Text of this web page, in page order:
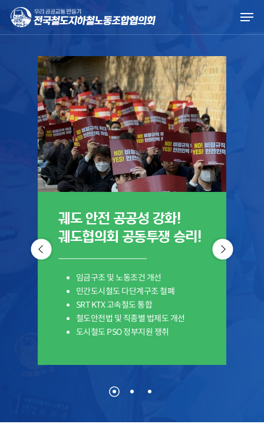
main
궤도 안전 공공성 강화!
궤도협의회 공동투쟁 승리!
임금구조 및 노동조건 개선
민간도시철도 다단계구조 철폐
SRT KTX 고속철도 통합
철도안전법 및 직종별 법제도 개선
도시철도 PSO 정부지원 쟁취